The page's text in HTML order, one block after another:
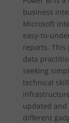
business
Microsoft
easy-to-
reports. This
data
seeking
technical
updated and
different